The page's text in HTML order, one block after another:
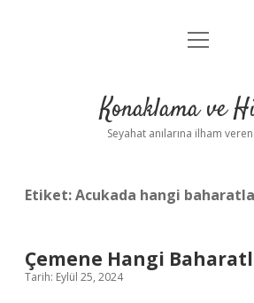
Anasayfa
Yasal Uyarı
menüyü
Konaklama ve
Seyahat anılarına ilham
Etiket:Acukada hangi
Çemene Hangi
Tarih: Eylül 25, 2024